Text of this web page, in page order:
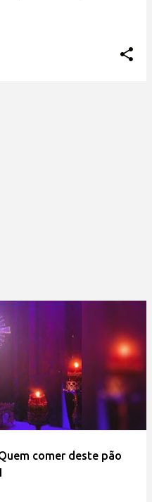
comer deste pão